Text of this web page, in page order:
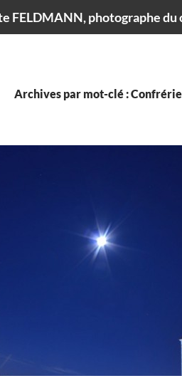
FELDMANN, photographe du
Archives par mot-clé :